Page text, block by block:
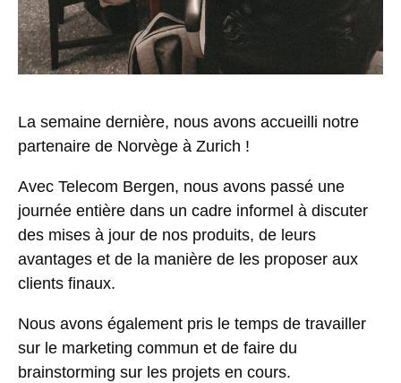
La semaine dernière, nous avons accueilli notre
partenaire de Norvège à Zurich !
Avec Telecom Bergen, nous avons passé une
journée entière dans un cadre informel à discuter
des mises à jour de nos produits, de leurs
avantages et de la manière de les proposer aux
clients finaux.
Nous avons également pris le temps de travailler
sur le marketing commun et de faire du
brainstorming sur les projets en cours.